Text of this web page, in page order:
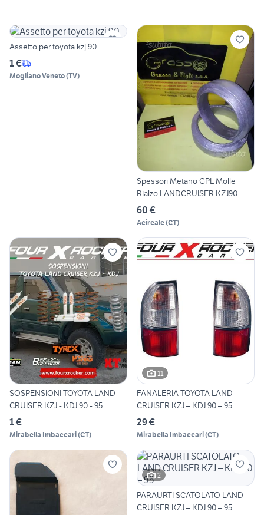
Assetto per toyota kzj 90
1 €
Mogliano Veneto(TV)
Spessori Metano GPL Molle
Rialzo LANDCRUISER KZJ90
60 €
Acireale(CT)
SOSPENSIONI TOYOTA LAND
CRUISER KZJ - KDJ 90 - 95
1 €
Mirabella Imbaccari(CT)
11
FANALERIA TOYOTA LAND
CRUISER KZJ – KDJ 90 – 95
29 €
Mirabella Imbaccari(CT)
2
PARAURTI SCATOLATO LAND
CRUISER KZJ – KDJ 90 – 95